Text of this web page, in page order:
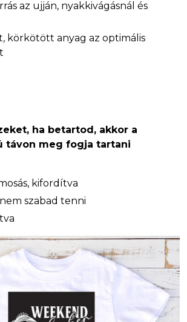
az ujján, nyakkivágásnál és
körkötött anyag az optimális
ha betartod, akkor a
távon meg fogja tartani
kifordítva
szabad tenni